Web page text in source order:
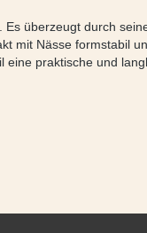
überzeugt durch
mit Nässe formstabil
praktische und